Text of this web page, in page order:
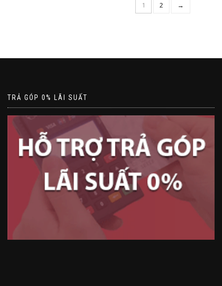
1 2 →
TRẢ GÓP 0% LÃI SUẤT